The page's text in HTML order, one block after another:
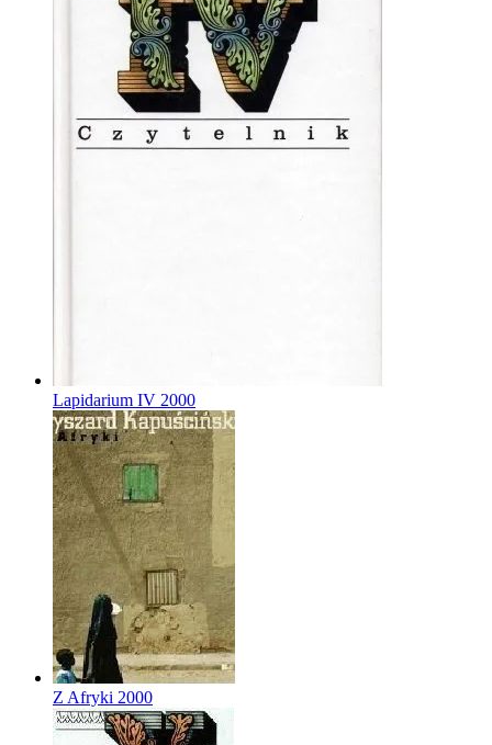
Lapidarium IV 2000
Z Afryki 2000